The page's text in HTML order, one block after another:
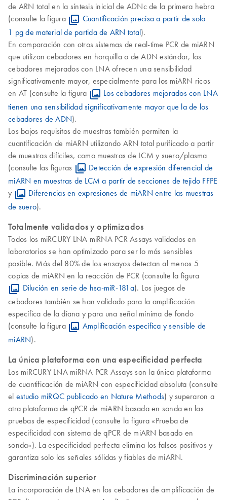
de ARN total en la síntesis inicial de ADNc de la primera hebra
(consulte la figura
Cuantificación precisa a partir de solo
1 pg de material de partida de ARN total).
En comparación con otros sistemas de real-time PCR de miARN
que utilizan cebadores en horquilla o de ADN estándar, los
cebadores mejorados con LNA ofrecen una sensibilidad
significativamente mayor, especialmente para los miARN ricos
en AT (consulte la figura
Los cebadores mejorados con LNA
tienen una sensibilidad significativamente mayor que la de los
cebadores de ADN).
Los bajos requisitos de muestras también permiten la
cuantificación de miARN utilizando ARN total purificado a partir
de muestras difíciles, como muestras de LCM y suero/plasma
(consulte las figuras
Detección de expresión diferencial de
miARN en muestras de LCM a partir de secciones de tejido FFPE
y
Diferencias en expresiones de miARN entre las muestras
de suero).
Totalmente validados y optimizados
Todos los miRCURY LNA miRNA PCR Assays validados en
laboratorios se han optimizado para ser lo más sensibles
posible. Más del 80% de los ensayos detectan al menos 5
copias de miARN en la reacción de PCR (consulte la figura
Dilución en serie de hsa-miR-181a). Los juegos de
cebadores también se han validado para la amplificación
específica de la diana y para una señal mínima de fondo
(consulte la figura
Amplificación específica y sensible de
miARN).
La única plataforma con una especificidad perfecta
Los miRCURY LNA miRNA PCR Assays son la única plataforma
de cuantificación de miARN con especificidad absoluta (consulte
el estudio miRQC publicado en Nature Methods) y superaron a
otra plataforma de qPCR de miARN basada en sonda en las
pruebas de especificidad (consulte la figura «Prueba de
especificidad con sistema de qPCR de miARN basado en
sonda»). La especificidad perfecta elimina los falsos positivos y
garantiza solo las señales sólidas y fiables de miARN.
Discriminación superior
La incorporación de LNA en los cebadores de amplificación de